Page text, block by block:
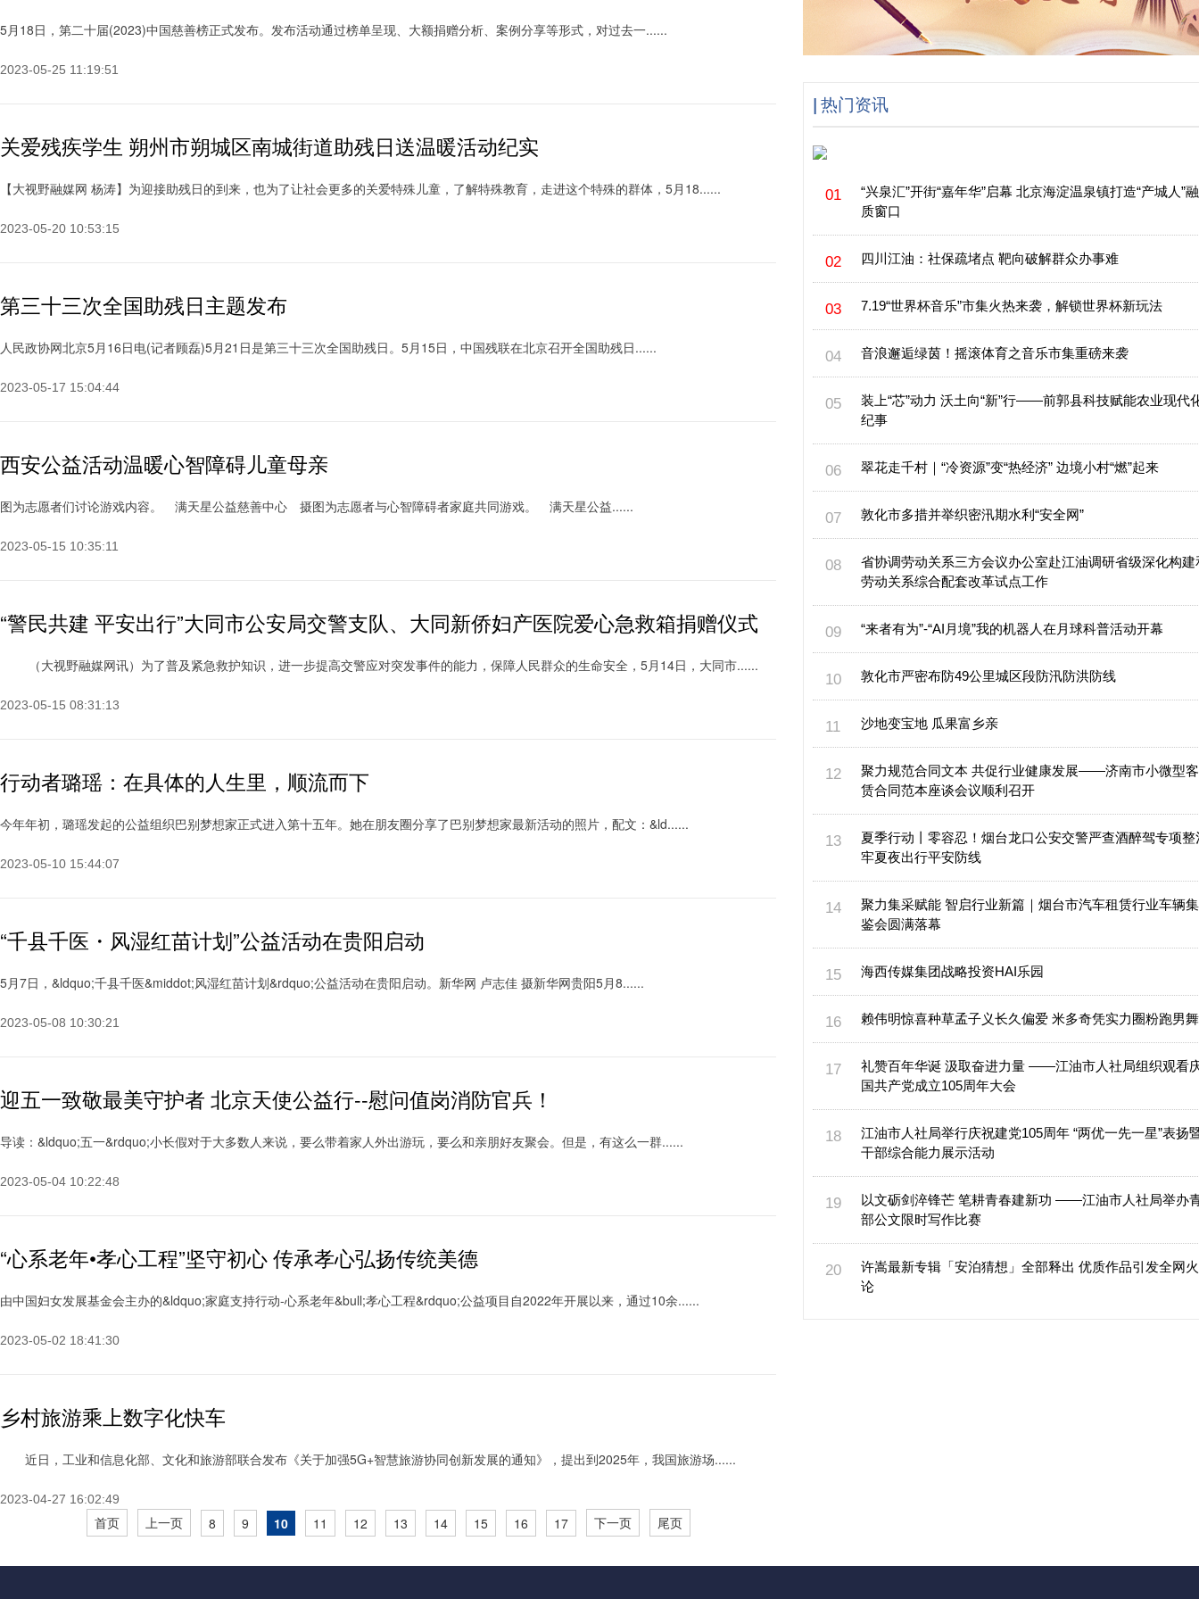
5月18日，第二十届(2023)中国慈善榜正式发布。发布活动通过榜单呈现、大额捐赠分析、案例分享等形式，对过去一......
2023-05-25 11:19:51
关爱残疾学生 朔州市朔城区南城街道助残日送温暖活动纪实
【大视野融媒网 杨涛】为迎接助残日的到来，也为了让社会更多的关爱特殊儿童，了解特殊教育，走进这个特殊的群体，5月18......
2023-05-20 10:53:15
第三十三次全国助残日主题发布
人民政协网北京5月16日电(记者顾磊)5月21日是第三十三次全国助残日。5月15日，中国残联在北京召开全国助残日......
2023-05-17 15:04:44
西安公益活动温暖心智障碍儿童母亲
图为志愿者们讨论游戏内容。 满天星公益慈善中心 摄图为志愿者与心智障碍者家庭共同游戏。 满天星公益......
2023-05-15 10:35:11
“警民共建 平安出行”大同市公安局交警支队、大同新侨妇产医院爱心急救箱捐赠仪式
（大视野融媒网讯）为了普及紧急救护知识，进一步提高交警应对突发事件的能力，保障人民群众的生命安全，5月14日，大同市......
2023-05-15 08:31:13
行动者璐瑶：在具体的人生里，顺流而下
今年年初，璐瑶发起的公益组织巴别梦想家正式进入第十五年。她在朋友圈分享了巴别梦想家最新活动的照片，配文：&ld......
2023-05-10 15:44:07
“千县千医・风湿红苗计划”公益活动在贵阳启动
5月7日，&ldquo;千县千医&middot;风湿红苗计划&rdquo;公益活动在贵阳启动。新华网 卢志佳 摄新华网贵阳5月8......
2023-05-08 10:30:21
迎五一致敬最美守护者 北京天使公益行--慰问值岗消防官兵！
导读：&ldquo;五一&rdquo;小长假对于大多数人来说，要么带着家人外出游玩，要么和亲朋好友聚会。但是，有这么一群......
2023-05-04 10:22:48
“心系老年•孝心工程”坚守初心 传承孝心弘扬传统美德
由中国妇女发展基金会主办的&ldquo;家庭支持行动-心系老年&bull;孝心工程&rdquo;公益项目自2022年开展以来，通过10余......
2023-05-02 18:41:30
乡村旅游乘上数字化快车
近日，工业和信息化部、文化和旅游部联合发布《关于加强5G+智慧旅游协同创新发展的通知》，提出到2025年，我国旅游场......
2023-04-27 16:02:49
首页 上一页 8 9 10 11 12 13 14 15 16 17 下一页 尾页
热门资讯
“兴泉汇”开街“嘉年华”启幕 北京海淀温泉镇打造“产城人”
质窗口
四川江油：社保疏堵点 靶向破解群众办事难
7.19“世界杯音乐”市集火热来袭，解锁世界杯新玩法
音浪邂逅绿茵！摇滚体育之音乐市集重磅来袭
装上“芯”动力 沃土向“新”行——前郭县科技赋能农业现代
纪事
翠花走千村｜“冷资源”变“热经济” 边境小村“燃”起来
敦化市多措并举织密汛期水利“安全网”
省协调劳动关系三方会议办公室赴江油调研省级深化构建
劳动关系综合配套改革试点工作
“来者有为”-“AI月境”我的机器人在月球科普活动开幕
敦化市严密布防49公里城区段防汛防洪防线
沙地变宝地 瓜果富乡亲
聚力规范合同文本 共促行业健康发展——济南市小微型
赁合同范本座谈会议顺利召开
夏季行动丨零容忍！烟台龙口公安交警严查酒醉驾专项整
牢夏夜出行平安防线
聚力集采赋能 智启行业新篇｜烟台市汽车租赁行业车辆
鉴会圆满落幕
海西传媒集团战略投资HAI乐园
赖伟明惊喜种草孟子义长久偏爱 米多奇凭实力圈粉跑男
礼赞百年华诞 汲取奋进力量 ——江油市人社局组织观看
国共产党成立105周年大会
江油市人社局举行庆祝建党105周年 “两优一先一星”表扬
干部综合能力展示活动
以文砺剑淬锋芒 笔耕青春建新功 ——江油市人社局举办
部公文限时写作比赛
许嵩最新专辑「安泊猜想」全部释出 优质作品引发全网
论